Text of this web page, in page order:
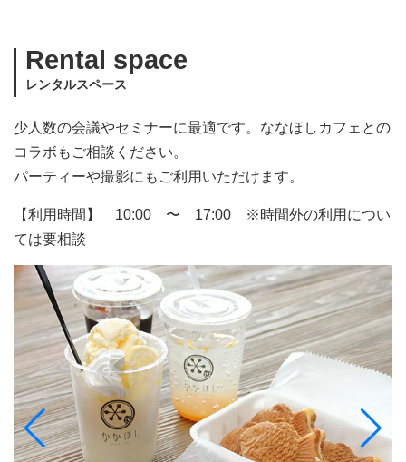
Rental space
レンタルスペース
少人数の会議やセミナーに最適です。ななほしカフェとの
コラボもご相談ください。
パーティーや撮影にもご利用いただけます。
【利用時間】 10:00 〜 17:00 ※時間外の利用につい
ては要相談